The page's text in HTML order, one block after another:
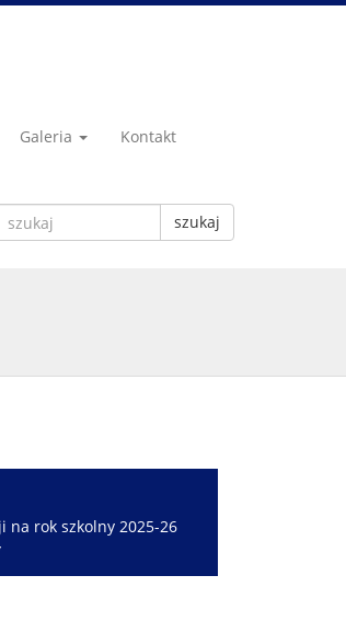
Galeria Kontakt
szukaj
rok szkolny 2025-26